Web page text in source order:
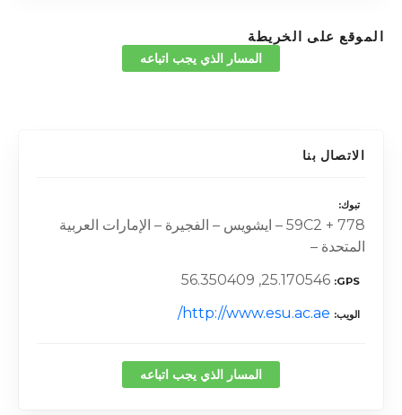
الموقع على الخريطة
المسار الذي يجب اتباعه
الاتصال بنا
تبوك
59C2 + 778 – ايشويس – الفجيرة – الإمارات العربية
المتحدة –
GPS
25.170546, 56.350409
الويب http://www.esu.ac.ae/
المسار الذي يجب اتباعه